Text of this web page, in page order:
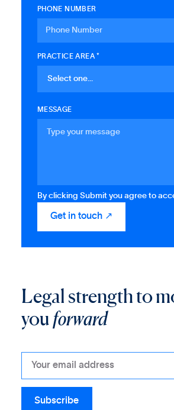
PHONE NUMBER
PRACTICE AREA *
MESSAGE
By clicking Submit you agree to
Legal strength to
youforward